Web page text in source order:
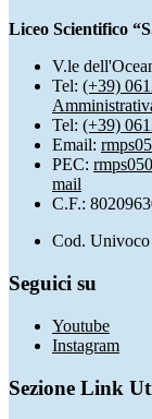
Liceo Scientifico
V.le
Tel: (+39)
Tel: (+39)
Email:
PEC:
mail
C.F.:
Cod.
Seguici su
Youtube
Instagram
Sezione Link